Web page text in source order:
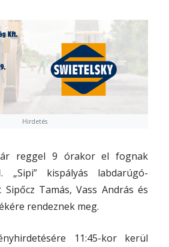
Hirdetés
reggel 9 órakor el fognak
„Sipi” kispályás labdarúgó-
Tamás, Vass András és
rendeznek meg.
11:45-kor kerül